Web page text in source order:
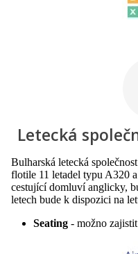
Letecká
Bulharská letecká
flotile 11 letadel typu A320
cestující domluví anglicky,
letech bude k dispozici na
Seating - možno